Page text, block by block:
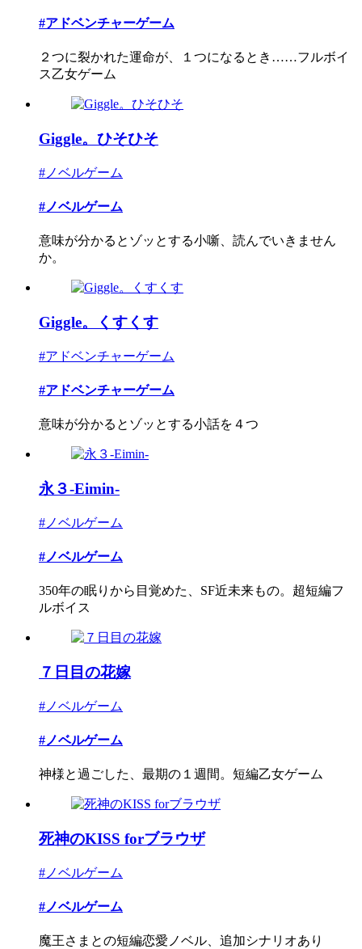
#アドベンチャーゲーム
２つに裂かれた運命が、１つになるとき……フルボイ
ス乙女ゲーム
Giggle。ひそひそ
#ノベルゲーム
#ノベルゲーム
意味が分かるとゾッとする小噺、読んでいきません
か。
Giggle。くすくす
#アドベンチャーゲーム
#アドベンチャーゲーム
意味が分かるとゾッとする小話を４つ
永３-Eimin-
#ノベルゲーム
#ノベルゲーム
350年の眠りから目覚めた、SF近未来もの。超短編フ
ルボイス
７日目の花嫁
#ノベルゲーム
#ノベルゲーム
神様と過ごした、最期の１週間。短編乙女ゲーム
死神のKISS forブラウザ
#ノベルゲーム
#ノベルゲーム
魔王さまとの短編恋愛ノベル、追加シナリオあり